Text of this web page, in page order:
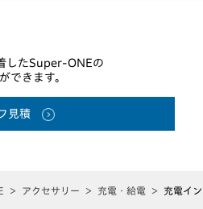
したSuper-ONEの
できます。
見積
アクセサリー 充電・給電 充電イ